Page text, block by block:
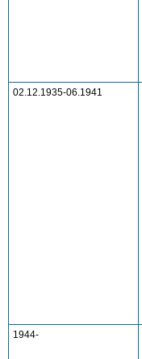
02.12.1935-06.1941
1944-